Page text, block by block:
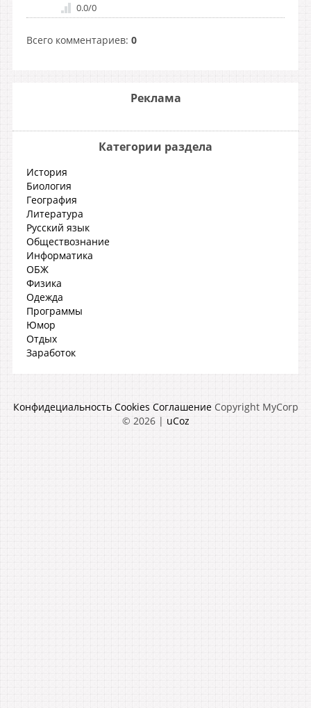
0.0/0
Всего комментариев: 0
Реклама
Категории раздела
История
Биология
География
Литература
Русский язык
Обществознание
Информатика
ОБЖ
Физика
Одежда
Программы
Юмор
Отдых
Заработок
Конфидециальность Cookies Соглашение Copyright MyCorp
© 2026| uCoz